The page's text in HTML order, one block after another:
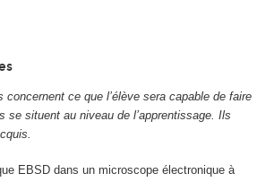
ce que l’élève sera capable de faire
se situent au niveau de l’apprentissage. Ils
EBSD dans un microscope électronique à